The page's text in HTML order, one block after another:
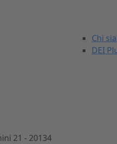
21 - 20134
Chi
DEI